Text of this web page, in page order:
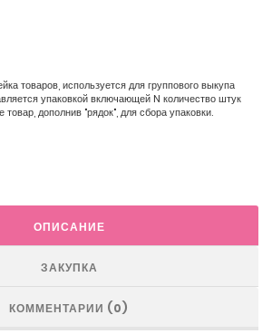
товаров, используется для группового выкупа
упаковкой включающей N количество штук
товар, дополнив "рядок", для сбора упаковки.
ОПИСАНИЕ
ЗАКУПКА
КОММЕНТАРИИ (0)